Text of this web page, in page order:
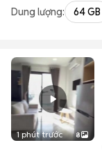
Dung lượng: 64 GB
1 phút trước 8